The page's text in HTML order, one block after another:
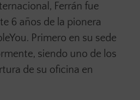
Ferrán fue
6 años de la pionera
Primero en su sede
siendo uno de los
de su oficina en